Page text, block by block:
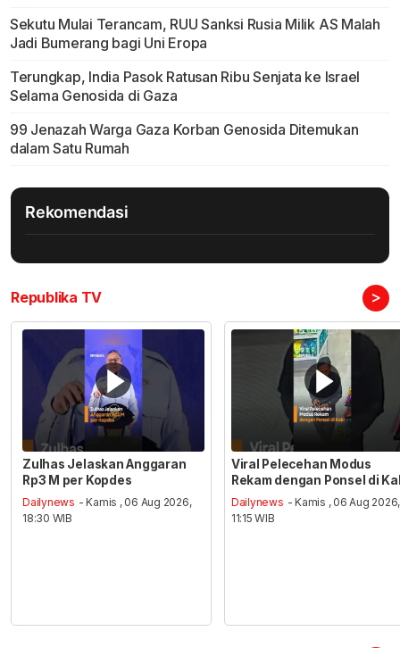
Sekutu Mulai Terancam, RUU Sanksi Rusia Milik AS Malah
Jadi Bumerang bagi Uni Eropa
Terungkap, India Pasok Ratusan Ribu Senjata ke Israel
Selama Genosida di Gaza
99 Jenazah Warga Gaza Korban Genosida Ditemukan
dalam Satu Rumah
Rekomendasi
Republika TV >
Zulhas Jelaskan Anggaran
Rp3 M per Kopdes
Dailynews - Kamis , 06 Aug 2026,
18:30 WIB
Viral Pelecehan Modus
Rekam dengan Ponsel di
Dailynews - Kamis , 06 Aug 2026,
11:15 WIB